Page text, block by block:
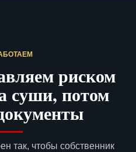
риском
суши, потом
так, чтобы собственник